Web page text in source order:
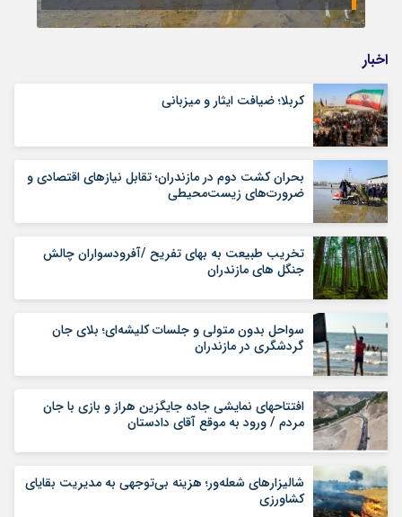
اخبار
کربلا؛ ضیافت ایثار و میزبانی
بحران کشت دوم در مازندران؛ تقابل نیازهای اقتصادی و
ضرورت‌های زیست‌محیطی
تخریب طبیعت به بهای تفریح /آفرودسواران چالش
جنگل های مازندران
سواحل بدون متولی و جلسات کلیشه‌ای؛ بلای جان
گردشگری در مازندران
افتتاح‎های نمایشی جاده جایگزین هراز و بازی با جان
مردم / ورود به موقع آقای دادستان
شالیزارهای شعله‌ور؛ هزینه بی‌توجهی به مدیریت بقایای
کشاورزی